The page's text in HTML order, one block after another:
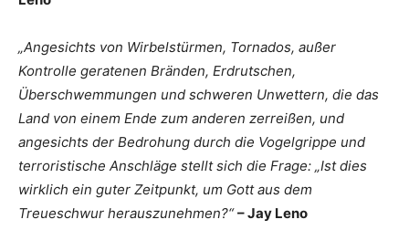
„Angesichts von Wirbelstürmen, Tornados, außer
Kontrolle geratenen Bränden, Erdrutschen,
Überschwemmungen und schweren Unwettern, die das
Land von einem Ende zum anderen zerreißen, und
angesichts der Bedrohung durch die Vogelgrippe und
terroristische Anschläge stellt sich die Frage: „Ist dies
wirklich ein guter Zeitpunkt, um Gott aus dem
Treueschwur herauszunehmen?“–Jay Leno